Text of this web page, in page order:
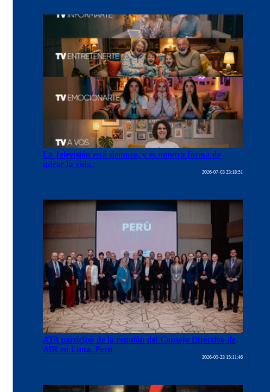
La Televisión está siempre, y es nuestra forma de
mirar la vida.
2026-07-03 23:18:51
ATA participó de la reunión del Consejo Directivo de
AIR en Lima, Perú
2026-05-23 15:11:46